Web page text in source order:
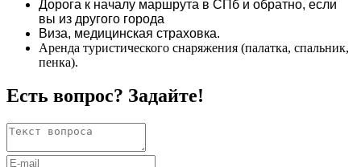
Дорога к началу маршрута в СПб и обратно, если
вы из другого города
Виза, медицинская страховка.
Аренда туристического снаряжения (палатка, спальник,
пенка).
Есть вопрос? Задайте!